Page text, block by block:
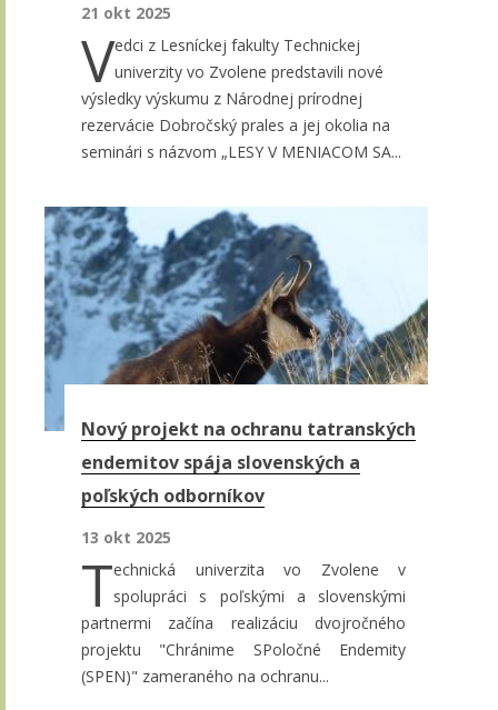
21 okt 2025
Vedci z Lesníckej fakulty Technickej
univerzity vo Zvolene predstavili nové
výsledky výskumu z Národnej prírodnej
rezervácie Dobročský prales a jej okolia na
seminári s názvom „LESY V MENIACOM SA...
Nový projekt na ochranu tatranských
endemitov spája slovenských a
poľských odborníkov
13 okt 2025
Technická univerzita vo Zvolene v
spolupráci s poľskými a slovenskými
partnermi začína realizáciu dvojročného
projektu "Chránime SPoločné Endemity
(SPEN)" zameraného na ochranu...